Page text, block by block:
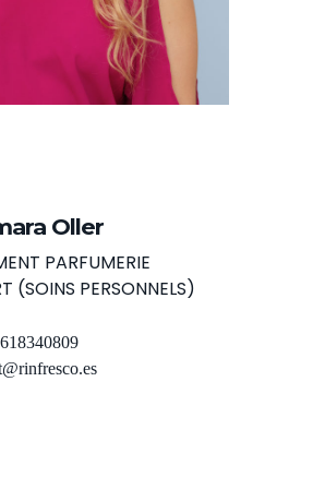
Oller
PARFUMERIE
(SOINS PERSONNELS)
618340809